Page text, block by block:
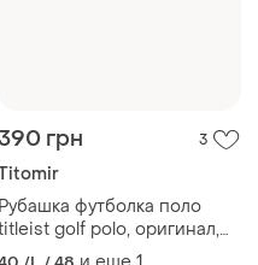
грн 3
Рубашка футболка поло
golf polo, оригинал,
на 52 р (l)